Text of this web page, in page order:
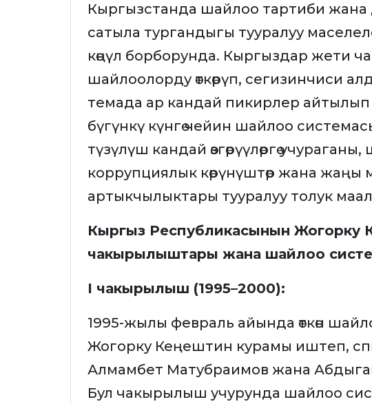
Кыргызстанда шайлоо тартиби
сатыла тургандыгы тууралуу
көңүл борборунда. Кыргыздар жети
шайлоолорду өткөрүп, сегизинчиси
темада ар кандай пикирлер
бүгүнкү күнгө чейин шайлоо
түзүлүш кандай өзгөрүүлөргө учураганы,
коррупциялык көрүнүштөр жана
артыкчылыктары тууралуу толук
Кыргыз Республикасынын Жогорку
чакырылыштары жана шайлоо
I чакырылыш (1995–2000):
1995-жылы февраль айында өткөн
Жогорку Кеңештин курамы иштеп,
Алмамбет Матубраимов жана
Бул чакырылыш учурунда шайлоо